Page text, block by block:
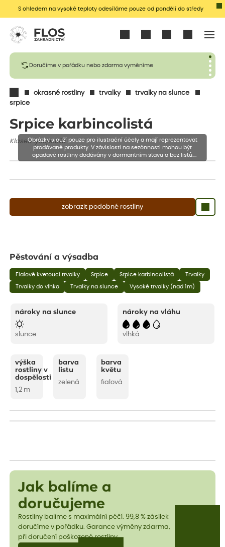
S ohledem na vysoké teploty odesíláme pouze od pondělí do středy
Doručíme v pořádku nebo zdarma vyměníme
okrasné rostliny trvalky
trvalky na slunce
srpice
Srpice karbincolistá
Klasea lycopifolia
zobrazit podobné rostliny
Obrázky slouží pouze pro ilustrační účely a mají reprezentovat
prodávané produkty. V závislosti na sezónnosti mohou být
opadavé rostliny dodávány v dormantním stavu a bez listů.
Rostliny mohou být také sestřiženy níže, než je uvedená výška,
Pěstování a výsadba
Fialově kvetoucí trvalky Srpice Srpice karbincolistá Trvalky
Trvalky do vlhka Trvalky na slunce Vysoké trvalky (nad 1m)
nároky na slunce
slunce
nároky na vláhu
vlhká
výška
rostliny v
dospělosti
1,2 m
barva
listu
zelená
barva
květu
fialová
Jak balíme a
doručujeme
Rostliny balíme s maximální péčí. 99,8 % zásilek
doručíme v pořádku. Garance výměny zdarma,
při doručení poškozené rostliny.